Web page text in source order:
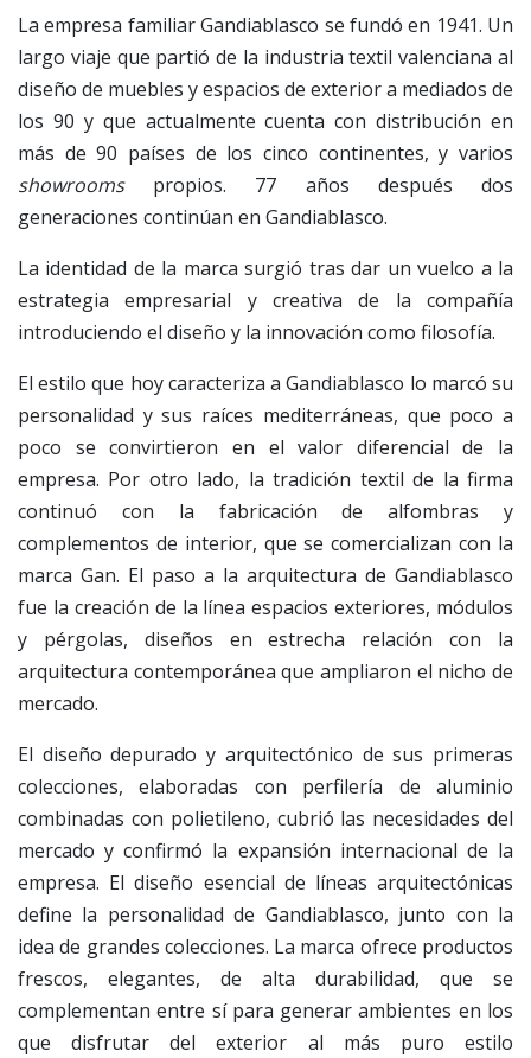
La empresa familiar Gandiablasco se fundó en 1941. Un
largo viaje que partió de la industria textil valenciana al
diseño de muebles y espacios de exterior a mediados de
los 90 y que actualmente cuenta con distribución en
más de 90 países de los cinco continentes, y varios
showroomspropios. 77 años después dos
generaciones continúan en Gandiablasco.
La identidad de la marca surgió tras dar un vuelco a la
estrategia empresarial y creativa de la compañía
introduciendo el diseño y la innovación como filosofía.
El estilo que hoy caracteriza a Gandiablasco lo marcó su
personalidad y sus raíces mediterráneas, que poco a
poco se convirtieron en el valor diferencial de la
empresa. Por otro lado, la tradición textil de la firma
continuó con la fabricación de alfombras y
complementos de interior, que se comercializan con la
marca Gan. El paso a la arquitectura de Gandiablasco
fue la creación de la línea espacios exteriores, módulos
y pérgolas, diseños en estrecha relación con la
arquitectura contemporánea que ampliaron el nicho de
mercado.
El diseño depurado y arquitectónico de sus primeras
colecciones, elaboradas con perfilería de aluminio
combinadas con polietileno, cubrió las necesidades del
mercado y confirmó la expansión internacional de la
empresa. El diseño esencial de líneas arquitectónicas
define la personalidad de Gandiablasco, junto con la
idea de grandes colecciones. La marca ofrece productos
frescos, elegantes, de alta durabilidad, que se
complementan entre sí para generar ambientes en los
que disfrutar del exterior al más puro estilo